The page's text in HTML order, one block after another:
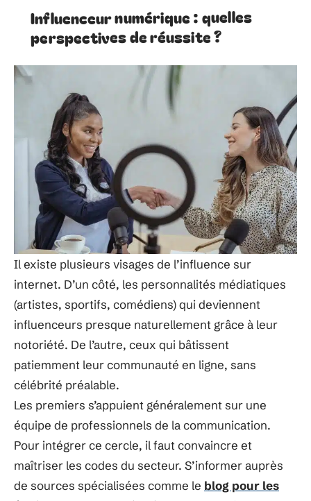
Influenceur numérique : quelles
perspectives de réussite ?
Il existe plusieurs visages de l’influence sur
internet. D’un côté, les personnalités médiatiques
(artistes, sportifs, comédiens) qui deviennent
influenceurs presque naturellement grâce à leur
notoriété. De l’autre, ceux qui bâtissent
patiemment leur communauté en ligne, sans
célébrité préalable.
Les premiers s’appuient généralement sur une
équipe de professionnels de la communication.
Pour intégrer ce cercle, il faut convaincre et
maîtriser les codes du secteur. S’informer auprès
de sources spécialisées comme le blog pour les